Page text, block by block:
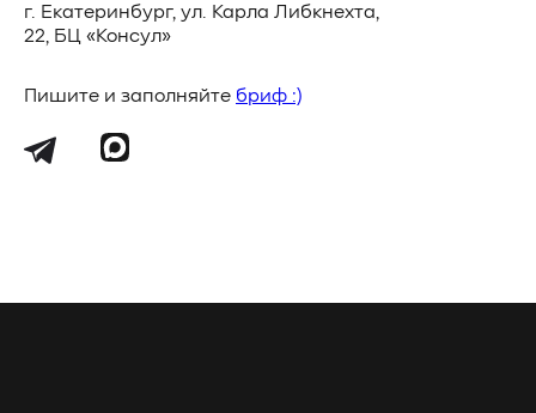
г. Екатеринбург, ул. Карла Либкнехта,
22, БЦ «Консул»
Пишите и заполняйте бриф :)